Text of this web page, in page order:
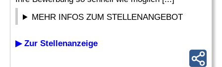
MEHR INFOS ZUM STELLENANGEBOT
▶ Zur Stellenanzeige